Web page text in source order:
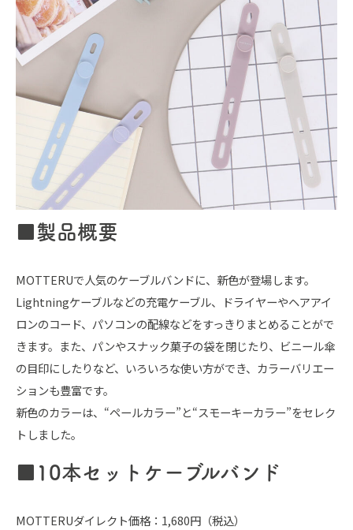
■製品概要
MOTTERUで人気のケーブルバンドに、新色が登場します。
Lightningケーブルなどの充電ケーブル、ドライヤーやヘアアイ
ロンのコード、パソコンの配線などをすっきりまとめることがで
きます。また、パンやスナック菓子の袋を閉じたり、ビニール傘
の目印にしたりなど、いろいろな使い方ができ、カラーバリエー
ションも豊富です。
新色のカラーは、“ペールカラー”と“スモーキーカラー”をセレク
トしました。
■10本セットケーブルバンド
MOTTERUダイレクト価格：1,680円（税込）